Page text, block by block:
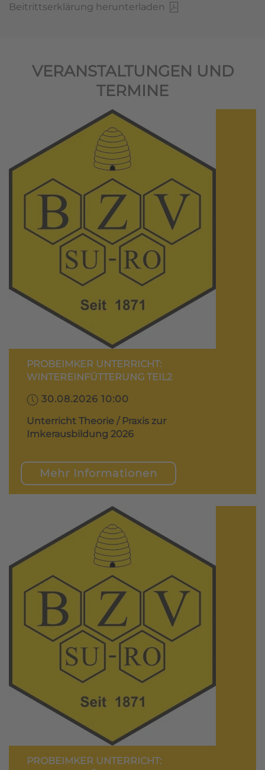
Beitrittserklärung herunterladen
VERANSTALTUNGEN UND
TERMINE
PROBEIMKER UNTERRICHT:
WINTEREINFÜTTERUNG TEIL2
30.08.2026 10:00
Unterricht Theorie / Praxis zur
Imkerausbildung 2026
Mehr Informationen
PROBEIMKER UNTERRICHT: